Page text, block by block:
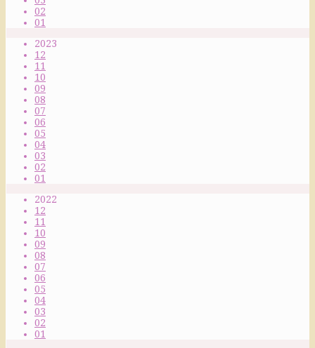
02
01
2023
12
11
10
09
08
07
06
05
04
03
02
01
2022
12
11
10
09
08
07
06
05
04
03
02
01